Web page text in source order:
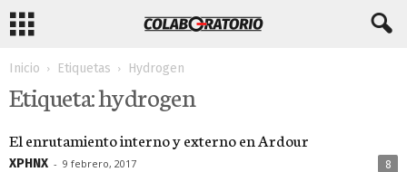
Inicio Etiquetas Hydrogen
Etiqueta: hydrogen
El enrutamiento interno y externo en Ardour
XPHNX - 9 febrero, 2017 8